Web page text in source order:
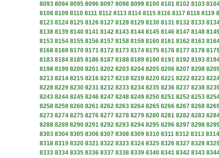
8093 8094 8095 8096 8097 8098 8099 8100 8101 8102 8103
8108 8109 8110 8111 8112 8113 8114 8115 8116 8117 8118 8119
8123 8124 8125 8126 8127 8128 8129 8130 8131 8132 8133
8138 8139 8140 8141 8142 8143 8144 8145 8146 8147 8148
8153 8154 8155 8156 8157 8158 8159 8160 8161 8162 8163
8168 8169 8170 8171 8172 8173 8174 8175 8176 8177 8178
8183 8184 8185 8186 8187 8188 8189 8190 8191 8192 8193
8198 8199 8200 8201 8202 8203 8204 8205 8206 8207 8208
8213 8214 8215 8216 8217 8218 8219 8220 8221 8222 8223
8228 8229 8230 8231 8232 8233 8234 8235 8236 8237 8238
8243 8244 8245 8246 8247 8248 8249 8250 8251 8252 8253
8258 8259 8260 8261 8262 8263 8264 8265 8266 8267 8268
8273 8274 8275 8276 8277 8278 8279 8280 8281 8282 8283
8288 8289 8290 8291 8292 8293 8294 8295 8296 8297 8298
8303 8304 8305 8306 8307 8308 8309 8310 8311 8312 8313 8314
8318 8319 8320 8321 8322 8323 8324 8325 8326 8327 8328
8333 8334 8335 8336 8337 8338 8339 8340 8341 8342 8343